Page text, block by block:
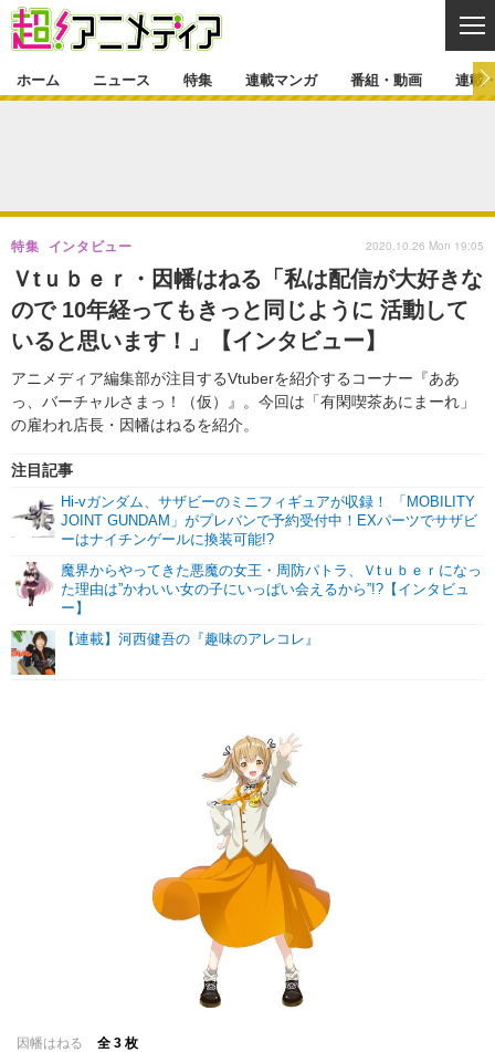
ゲーム・アプリ マンガ
グッズ イベント
声優 コスプレ
舞台 新帝スタ
特集一覧 カバー
ラキりす
連載マンガ
連載マンガ一覧 連載一覧
番組・動画一覧 ラジオ
動画
連載・ブログ
連載・ブログ一覧 コラム
編集部ブログ・お知らせ
ホーム ニュース 特集 連載マンガ 番組・動画 連載
Ｖtｕｂｅｒ・因幡はねる「私は配信が大好きな
ので 10年経ってもきっと同じように 活動して
いると思います！」【インタビュー】
アニメディア編集部が注目するVtuberを紹介するコーナー『ああ
っ、バーチャルさまっ！（仮）』。今回は「有閑喫茶あにまーれ」
の雇われ店長・因幡はねるを紹介。
特集 インタビュー
注目記事
Hi-vガンダム、サザビーのミニフィギュアが収録！ 「MOBILITY
JOINT GUNDAM」がプレバンで予約受付中！EXパーツでサザビ
ーはナイチンゲールに換装可能!?
魔界からやってきた悪魔の女王・周防パトラ、Ｖtｕｂｅｒになっ
た理由は”かわいい女の子にいっぱい会えるから”!?【インタビュ
ー】
【連載】河西健吾の『趣味のアレコレ』
2020.10.26 Mon 19:05
因幡はねる 全 3 枚